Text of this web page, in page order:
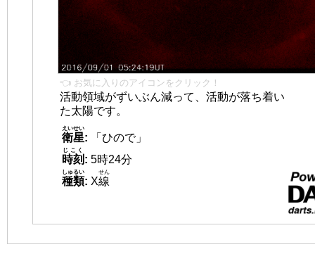
👈 お気に入りのアイコンをクリック！
活動領域がずいぶん減って、活動が落ち着い
た太陽です。
衛星
えいせい
:
「ひので」
時刻
じこく
: 5時24分
種類
しゅるい
: X線
せん